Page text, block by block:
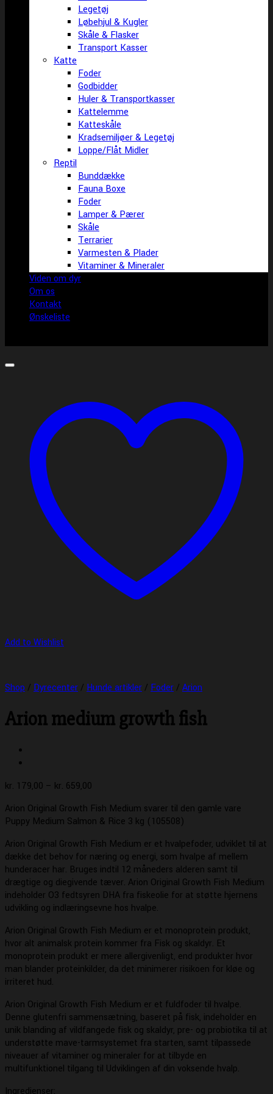
Legetøj
Løbehjul & Kugler
Skåle & Flasker
Transport Kasser
Katte
Foder
Godbidder
Huler & Transportkasser
Kattelemme
Katteskåle
Kradsemiljøer & Legetøj
Loppe/Flåt Midler
Reptil
Bunddække
Fauna Boxe
Foder
Lamper & Pærer
Skåle
Terrarier
Varmesten & Plader
Vitaminer & Mineraler
Viden om dyr
Om os
Kontakt
Ønskeliste
Add to Wishlist
Shop / Dyrecenter / Hunde artikler / Foder / Arion
Arion medium growth fish
kr. 179,00 – kr. 659,00
til
kr. 659,00
Arion Original Growth Fish Medium svarer til den gamle vare
Puppy Medium Salmon & Rice 3 kg (105508)
Arion Original Growth Fish Medium er et hvalpefoder, udviklet til at
dække det behov for næring og energi, som hvalpe af mellem
hunderacer har. Bruges indtil 12 måneders alderen samt til
drægtige og diegivende tæver. Arion Original Growth Fish Medium
indeholder O3 fedtsyren DHA fra fiskeolie for at støtte hjernens
udvikling og indlæringsevne hos hvalpe.
Arion Original Growth Fish Medium er et monoprotein produkt,
hvor alt animalsk protein kommer fra Fisk og skaldyr. Et
monoprotein produkt er mere allergivenligt, end produkter hvor
man blander proteinkilder, da det minimerer risikoen for kløe og
irriteret hud.
Arion Original Growth Fish Medium er et fuldfoder til hvalpe.
Denne glutenfri sammensætning, baseret på fisk, indeholder en
unik blanding af vildfangede fisk og skaldyr, pre- og probiotika til at
understøtte mave-tarmsystemet fra starten, samt tilpassede
niveauer af vitaminer og mineraler for at tilbyde en
multifunktionel tilgang til Udviklingen af din voksende hvalp.
Ingredienser: